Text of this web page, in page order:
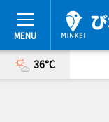
36°C